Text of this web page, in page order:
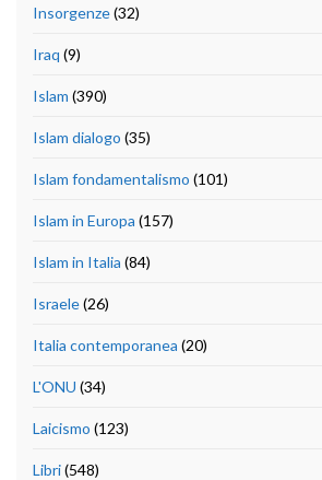
Insorgenze(32)
Iraq (9)
Islam (390)
Islam dialogo (35)
Islam fondamentalismo (101)
Islam in Europa (157)
Islam in Italia (84)
Israele(26)
Italia contemporanea (20)
L'ONU (34)
Laicismo (123)
Libri(548)